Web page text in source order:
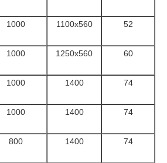
1000 1100x560 52
1000 1250x560 60
1000 1400 74
1000 1400 74
800 1400 74